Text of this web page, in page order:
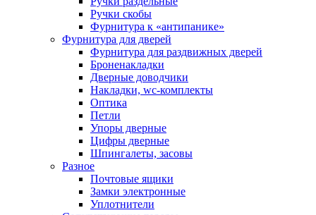
Ручки скобы
Фурнитура к «антипанике»
Фурнитура для дверей
Фурнитура для раздвижных дверей
Броненакладки
Дверные доводчики
Накладки, wc-комплекты
Оптика
Петли
Упоры дверные
Цифры дверные
Шпингалеты, засовы
Разное
Почтовые ящики
Замки электронные
Уплотнители